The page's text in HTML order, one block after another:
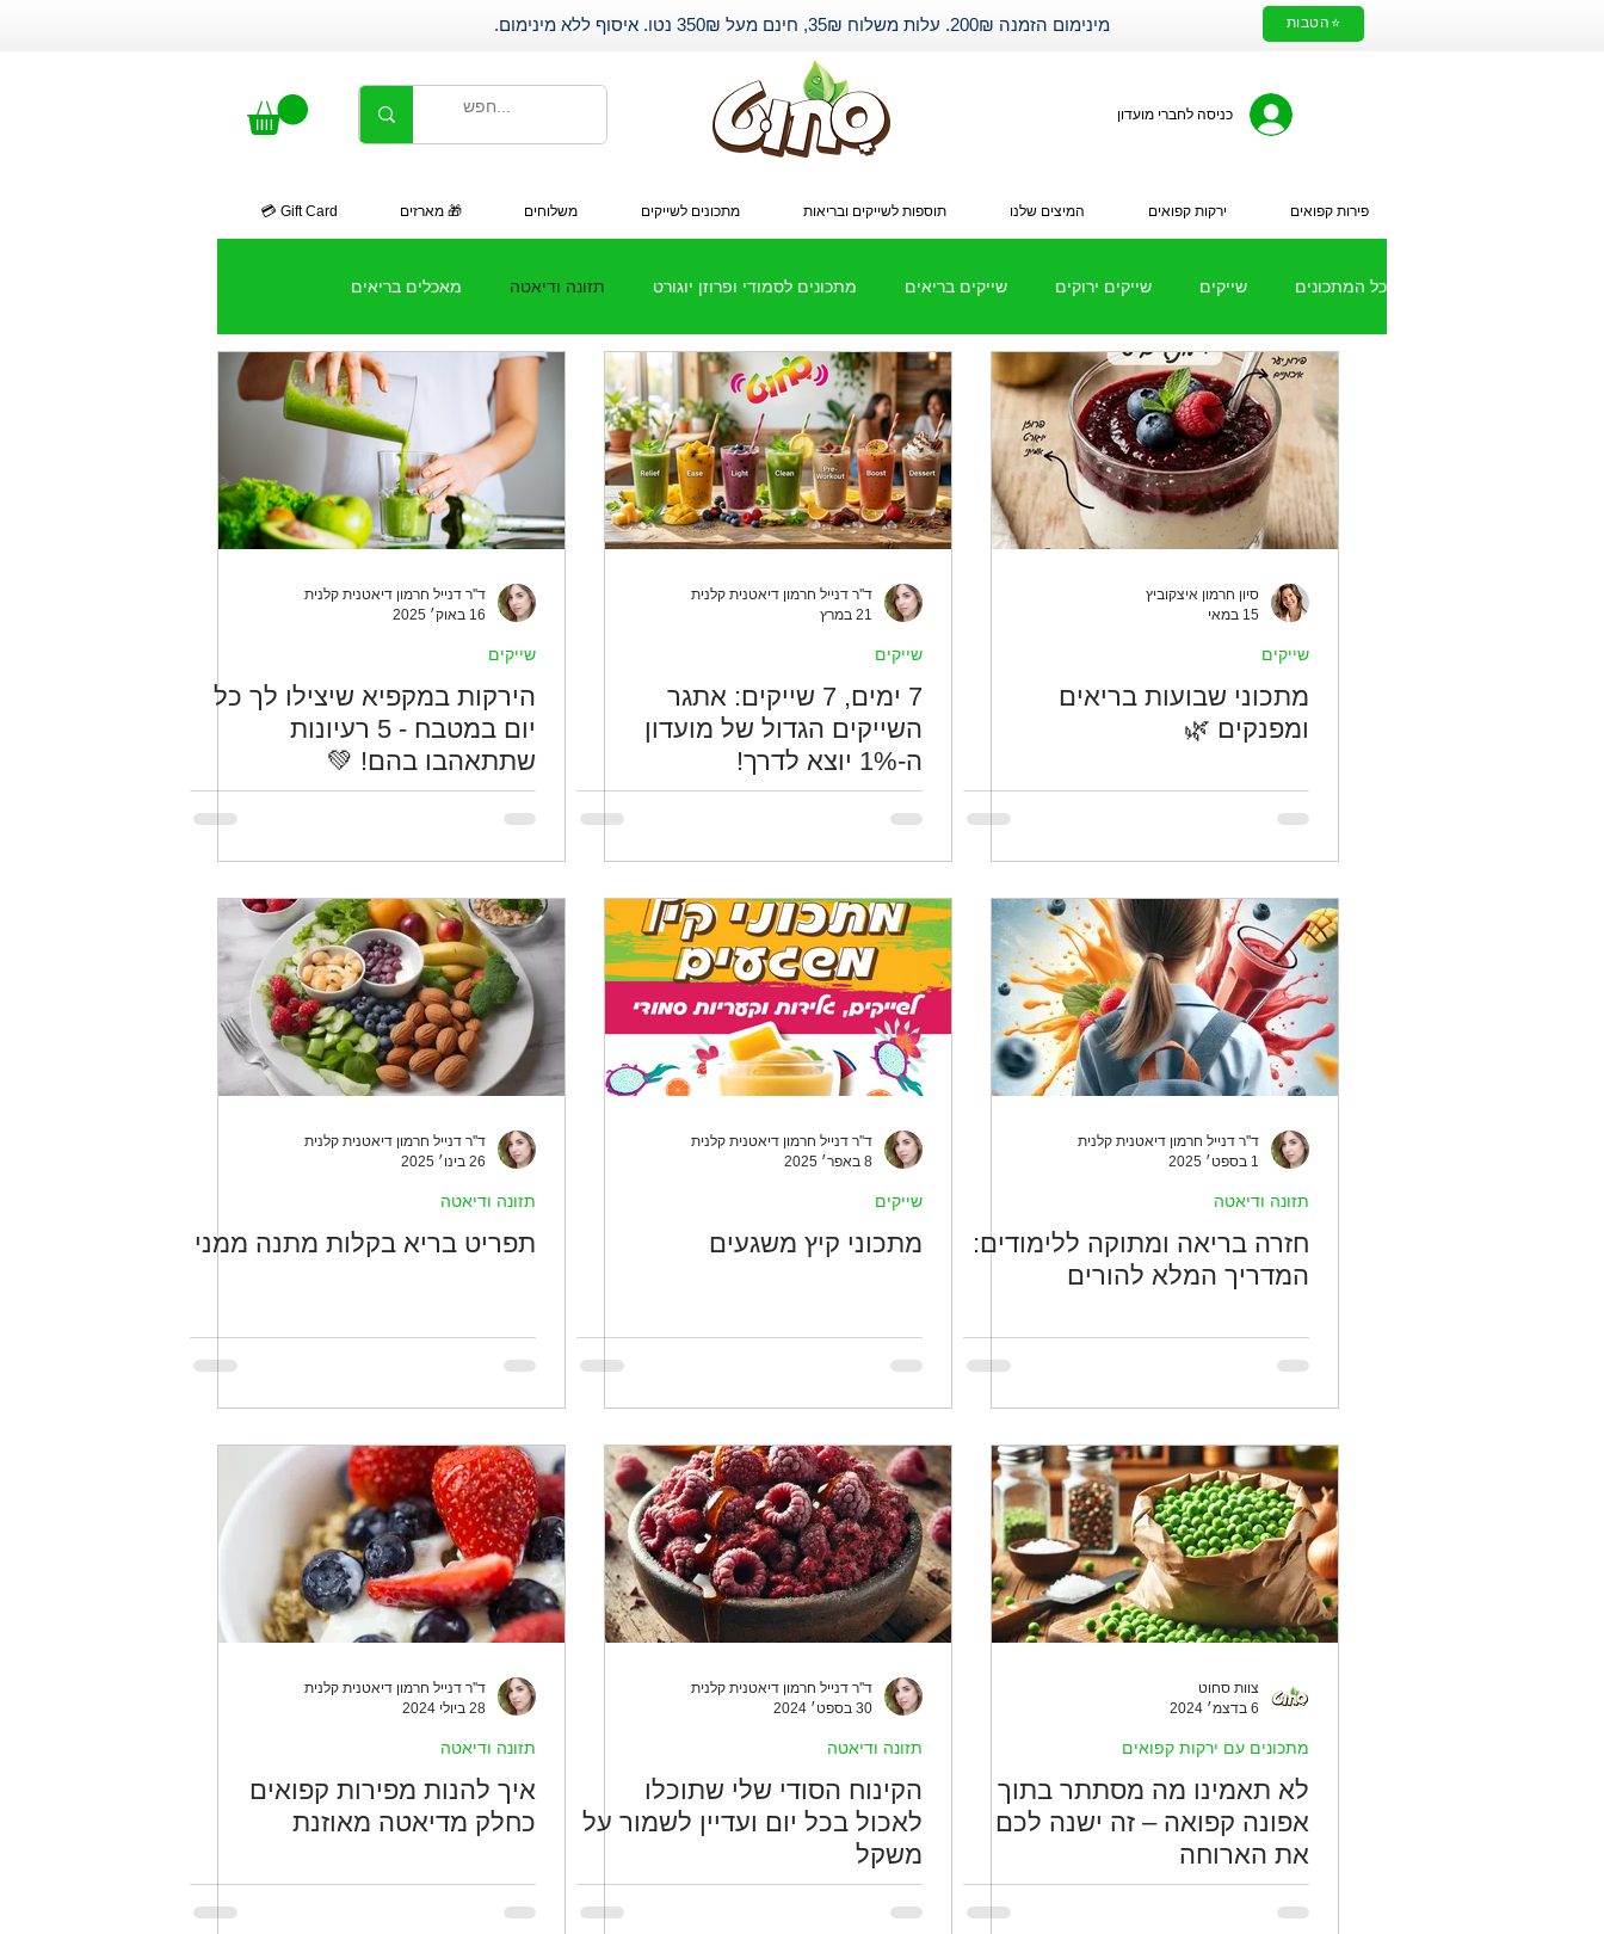
מינימום הזמנה 200₪. עלות משלוח 35₪, חינם מעל 350₪ נטו. איסוף ללא מינימום. ⭐הטבות
כניסה לחברי מועדון
פירות קפואים ירקות קפואים המיצים שלנו תוספות לשייקים ובריאות מתכונים לשייקים משלוחים 🎁 מארזים Gift Card 💳
כל המתכונים שייקים שייקים ירוקים שייקים בריאים מתכונים לסמודי ופרוזן יוגורט תזונה ודיאטה מאכלים בריאים
מתכונים עם ירקות קפואים שייק חלבון שיתופי פעולה
סיון חרמון איצקוביץ
15 במאי
שייקים
מתכוני שבועות בריאים
ומפנקים 🌿
ד''ר דנייל חרמון דיאטנית קלנית
21 במרץ
שייקים
7 ימים, 7 שייקים: אתגר
השייקים הגדול של מועדון
ה-1% יוצא לדרך!
ד''ר דנייל חרמון דיאטנית קלנית
16 באוק׳ 2025
שייקים
הירקות במקפיא שיצילו לך כל
יום במטבח - 5 רעיונות
שתתאהבו בהם! 💚
ד''ר דנייל חרמון דיאטנית קלנית
1 בספט׳ 2025
תזונה ודיאטה
חזרה בריאה ומתוקה ללימודים:
המדריך המלא להורים
ד''ר דנייל חרמון דיאטנית קלנית
8 באפר׳ 2025
שייקים
מתכוני קיץ משגעים
ד''ר דנייל חרמון דיאטנית קלנית
26 בינו׳ 2025
תזונה ודיאטה
תפריט בריא בקלות מתנה ממני
צוות סחוט
6 בדצמ׳ 2024
מתכונים עם ירקות קפואים
לא תאמינו מה מסתתר בתוך
אפונה קפואה – זה ישנה לכם
את הארוחה
ד''ר דנייל חרמון דיאטנית קלנית
30 בספט׳ 2024
תזונה ודיאטה
הקינוח הסודי שלי שתוכלו
לאכול בכל יום ועדיין לשמור על
משקל
ד''ר דנייל חרמון דיאטנית קלנית
28 ביולי 2024
תזונה ודיאטה
איך להנות מפירות קפואים
כחלק מדיאטה מאוזנת